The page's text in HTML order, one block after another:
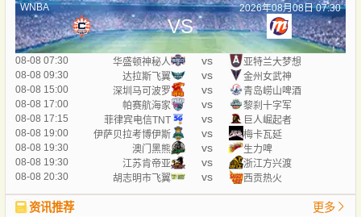
WNBA 2026年08月08日 07:30
VS
08-08 07:30 华盛顿神秘人 vs
亚特兰大梦想
08-08 09:30
达拉斯飞翼 vs
金州女武神
08-08 15:00
深圳马可波罗 vs
青岛崂山啤酒
08-08 17:00
帕赛航海家 vs
黎刹十字军
08-08 17:15
菲律宾电信TNT vs
巨人崛起者
08-08 19:00
伊萨贝拉考博伊斯 vs
梅卡瓦延
08-08 19:30
澳门黑熊 vs
生力啤
08-08 19:30
江苏肯帝亚 vs
浙江方兴渡
08-08 20:30
胡志明市飞翼 vs 西贡热火
资讯推荐 更多